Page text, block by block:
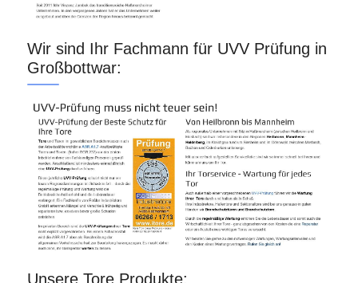
Wir sind Ihr Fachmann für UVV Prüfung in
Großbottwar:
Unsere Tore Produkte: